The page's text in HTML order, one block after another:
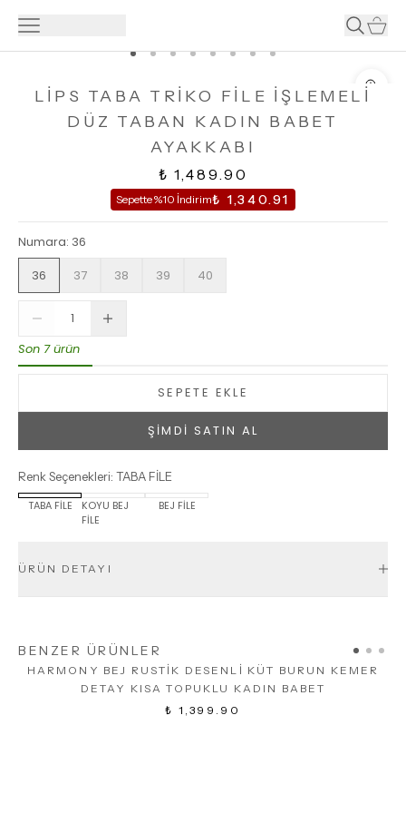
LİPS TABA TRİKO FİLE İŞLEMELİ
DÜZ TABAN KADIN BABET
AYAKKABI
₺ 1,489.90
Sepette %10 İndirim₺ 1,340.91
Numara: 36
36
37 38 39 40
Son 7 ürün
SEPETE EKLE
ŞİMDİ SATIN AL
Renk Seçenekleri: TABA FİLE
TABA FİLE
KOYU BEJ
FİLE
BEJ FİLE
ÜRÜN DETAYI
BENZER ÜRÜNLER
HARMONY BEJ RUSTİK DESENLİ KÜT BURUN KEMER
DETAY KISA TOPUKLU KADIN BABET
₺ 1,399.90